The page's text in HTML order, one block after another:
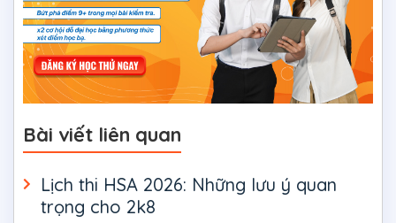
Bài viết liên quan
Lịch thi HSA 2026: Những lưu ý quan
trọng cho 2k8